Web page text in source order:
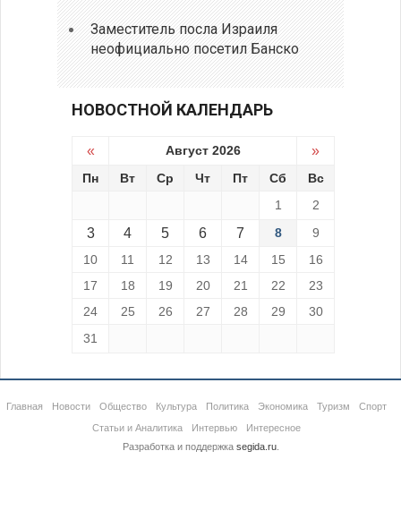
Заместитель посла Израиля
неофициально посетил Банско
НОВОСТНОЙ КАЛЕНДАРЬ
« Август 2026 »
Пн Вт Ср Чт Пт Сб
Вс
1
2
3 4 5 6 7 8
9
10
11 12 13 14 15
16
17
18 19 20 21 22
23
24
25 26 27 28 29
30
31
Главная Новости Общество Культура Политика Экономика Туризм
Спорт
Статьи и Аналитика
Интервью
Интересное
Разработка и поддержка segida.ru.